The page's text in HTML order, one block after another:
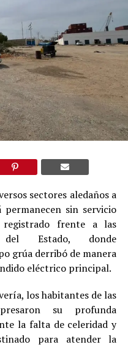
sectores aledaños a
permanecen sin servicio
frente a las
del Estado, donde
grúa derribó de manera
eléctrico principal.
los habitantes de las
su profunda
la falta de celeridad y
para atender la